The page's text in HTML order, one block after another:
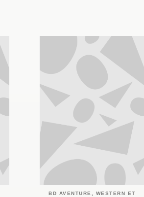
BD AVENTURE, WESTERN ET